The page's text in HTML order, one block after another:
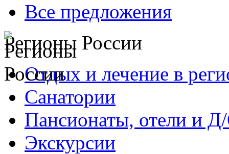
Все предложения
Регионы России
Отдых и лечение в
Санатории
Пансионаты, отели и
Экскурсии